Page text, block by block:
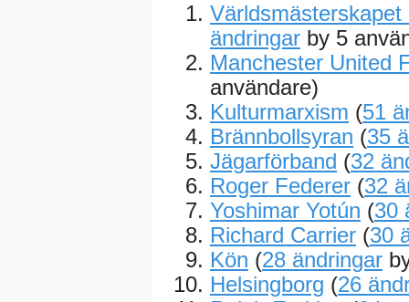
ändringar by 5
Manchester United
användare)
Kulturmarxism (51
Brännbollsyran (35
Jägarförband (32
Roger Federer (32
Yoshimar Yotún (30
Richard Carrier (30
Kön (28 ändringar
Helsingborg (26